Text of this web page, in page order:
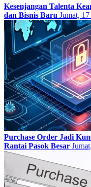
Kesenjangan Talenta
dan Bisnis Baru Jumat,
Purchase Order Jadi
Rantai Pasok Besar